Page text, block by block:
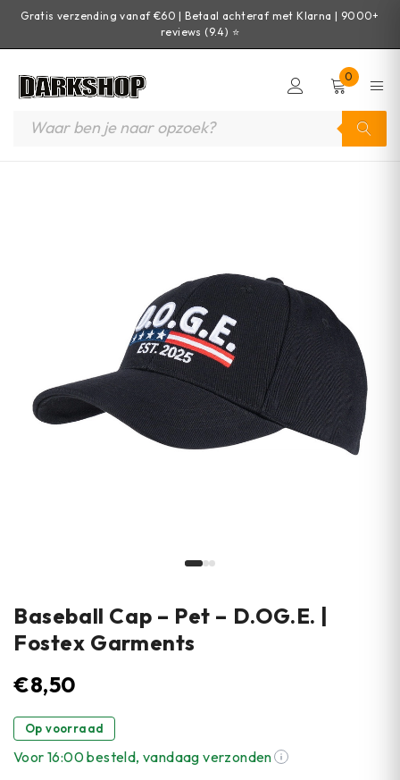
Gratis verzending vanaf €60 | Betaal achteraf met Klarna | 9000+
reviews (9.4) ⭐
0
Baseball Cap – Pet – D.OG.E. |
Fostex Garments
€8,50
Op voorraad
Voor 16:00 besteld, vandaag verzonden